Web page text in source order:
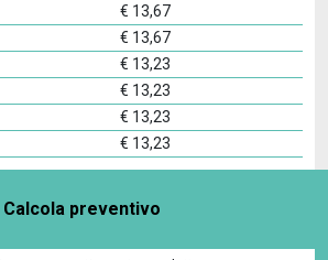
€ 13,67
€ 13,67
€ 13,23
€ 13,23
€ 13,23
€ 13,23
Calcola preventivo